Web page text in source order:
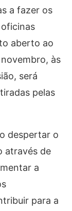
a fazer os
aberto ao
às
será
pelas
despertar o
através de
a
para a